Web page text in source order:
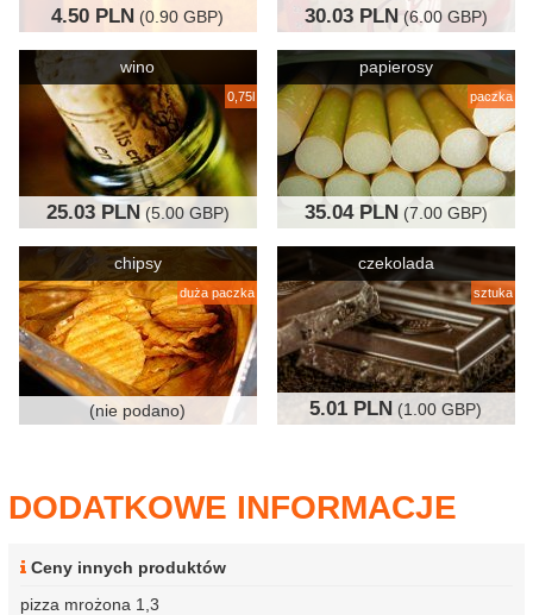
4.50 PLN (0.90 GBP) 30.03 PLN (6.00 GBP)
wino
0,75l
25.03 PLN (5.00 GBP)
papierosy
paczka
35.04 PLN (7.00 GBP)
chipsy
duża paczka
(nie podano)
czekolada
sztuka
5.01 PLN (1.00 GBP)
DODATKOWE INFORMACJE
Ceny innych produktów
pizza mrożona 1,3